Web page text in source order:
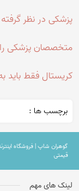
پزشکی در نظر
متخصصان پزشکی را
کریستال فقط باید
برچسب ها :
گوهران شاپ | فروشگاه
قیمتی
لینک های مهم